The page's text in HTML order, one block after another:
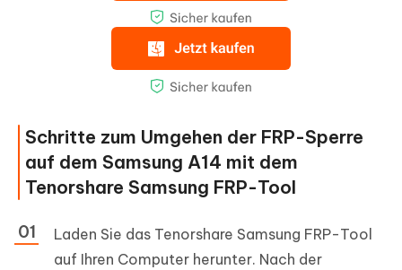
Schritte zum Umgehen der FRP-Sperre
auf dem Samsung A14 mit dem
Tenorshare Samsung FRP-Tool
Laden Sie das Tenorshare Samsung FRP-Tool
auf Ihren Computer herunter. Nach der